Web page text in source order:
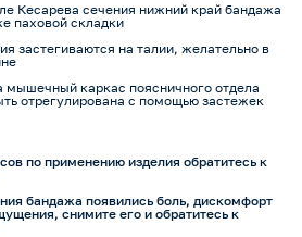
Кесарева сечения нижний край бандажа
паховой складки
застегиваются на талии, желательно в
мышечный каркас поясничного отдела
отрегулирована с помощью застежек
по применению изделия обратитесь к
бандажа появились боль, дискомфорт
снимите его и обратитесь к